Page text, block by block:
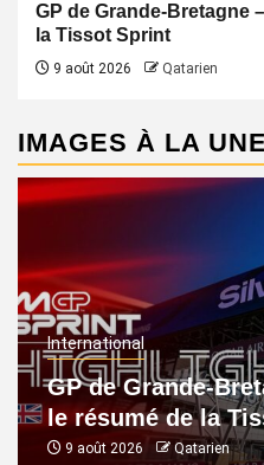
GP de Grande-Bretagne
la Tissot Sprint
9 août 2026 Qatarien
IMAGES À LA UNE
International
GP de Grande-
le résumé de la
9 août 2026 Qatarien